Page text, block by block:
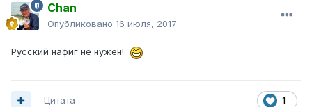
Chan
Опубликовано 16 июля, 2017
Русский нафиг не нужен!
1
Цитата